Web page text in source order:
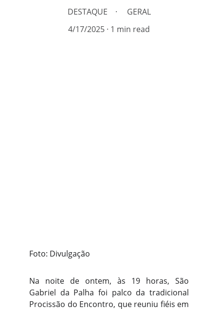
DESTAQUE
GERAL
4/17/2025 1 min read
Foto: Divulgação
Na noite de ontem, às 19 horas, São
Gabriel da Palha foi palco da tradicional
Procissão do Encontro, que reuniu fiéis em